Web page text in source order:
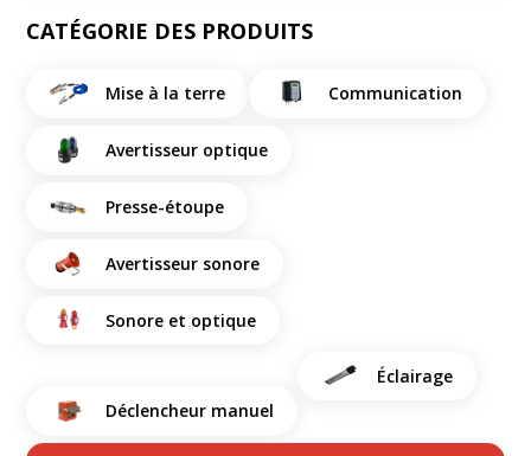
CATÉGORIE DES PRODUITS
Mise à la terre Communication
Avertisseur optique
Presse-étoupe
Avertisseur sonore
Sonore et optique
Déclencheur manuel
Éclairage